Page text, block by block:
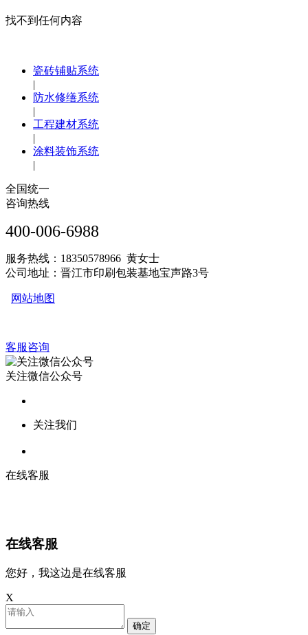
找不到任何内容
瓷砖铺贴系统
|
防水修缮系统
|
工程建材系统
|
涂料装饰系统
|
全国统一
咨询热线
400-006-6988
服务热线：18350578966 黄女士
公司地址：晋江市印刷包装基地宝声路3号
网站地图
客服咨询
关注微信公众号
关注我们
在线客服
在线客服
您好，我这边是在线客服
X
确定